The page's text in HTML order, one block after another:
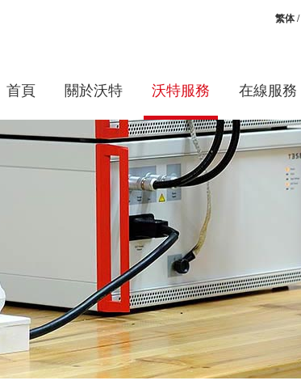
繁体/
首頁 關於沃特 沃特服務 在線服務